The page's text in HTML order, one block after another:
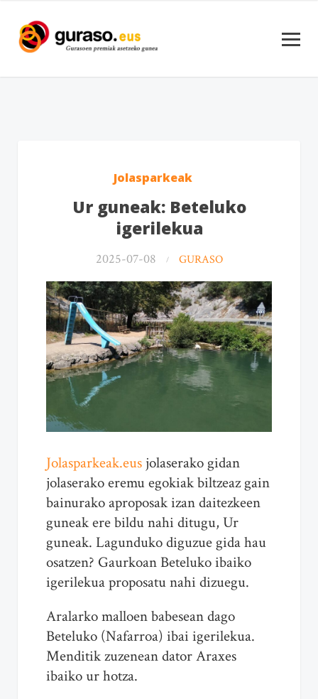
Jolasparkeak
Ur guneak: Beteluko
igerilekua
2025-07-08 GURASO
Jolasparkeak.eus jolaserako gidan
jolaserako eremu egokiak biltzeaz gain
bainurako aproposak izan daitezkeen
guneak ere bildu nahi ditugu, Ur
guneak. Lagunduko diguzue gida hau
osatzen? Gaurkoan Beteluko ibaiko
igerilekua proposatu nahi dizuegu.
Aralarko malloen babesean dago
Beteluko (Nafarroa) ibai igerilekua.
Menditik zuzenean dator Araxes
ibaiko ur hotza.